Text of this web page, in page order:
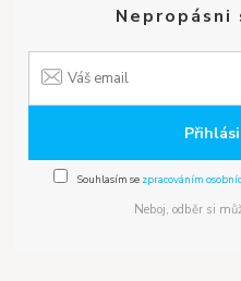
Nepropásni
Souhlasím se zpracováním
Neboj, odběr si